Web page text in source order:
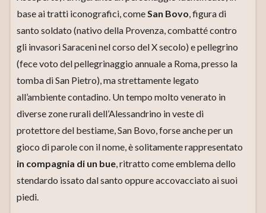
base ai tratti iconografici, comeSan Bovo, figura di
santo soldato (nativo della Provenza, combatté contro
gli invasori Saraceni nel corso del X secolo) e pellegrino
(fece voto del pellegrinaggio annuale a Roma, presso la
tomba di San Pietro), ma strettamente legato
all’ambiente contadino. Un tempo molto venerato in
diverse zone rurali dell’Alessandrino in veste di
protettore del bestiame, San Bovo, forse anche per un
gioco di parole con il nome, è solitamente rappresentato
in compagnia di un bue, ritratto come emblema dello
stendardo issato dal santo oppure accovacciato ai suoi
piedi.